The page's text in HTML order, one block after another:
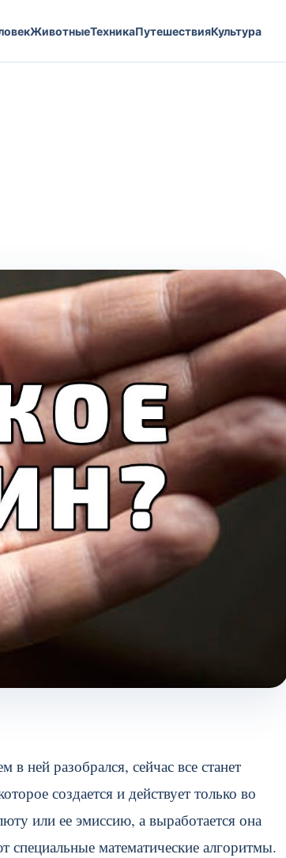
ЖивотныеТехникаПутешествияКультура
ней разобрался, сейчас все станет
создается и действует только во
или ее эмиссию, а выработается она
специальные математические алгоритмы.